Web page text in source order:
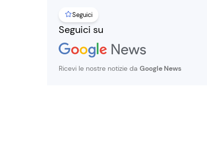
Seguici
Seguici su
Ricevi le nostre notizie da Google News